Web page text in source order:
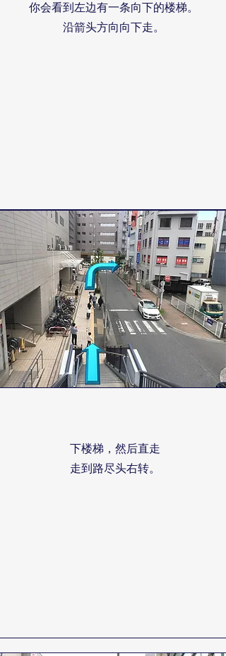
你会看到左边有一条向下的楼梯。
沿箭头方向向下走。
下楼梯，然后直走
走到路尽头右转。